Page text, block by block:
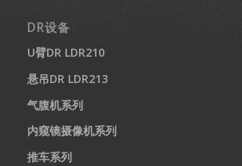
DR设备
U臂DR LDR210
悬吊DR LDR213
气腹机系列
内窥镜摄像机系列
推车系列